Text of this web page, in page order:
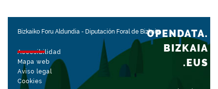
Bizkaiko Foru Aldundia - Diputación Foral de Bizkaia
Accesibilidad
Mapa web
Aviso legal
Cookies
OPENDATA.
BIZKAIA
.EUS